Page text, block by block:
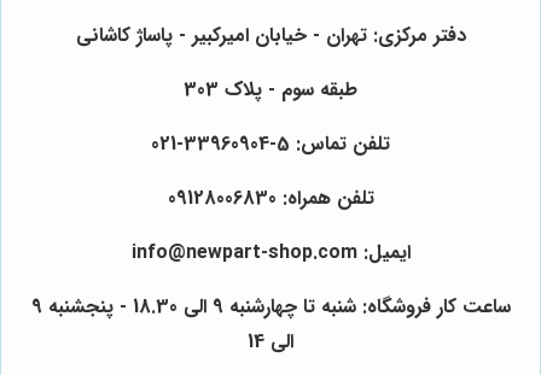
دفتر مرکزی: تهران - خیابان امیرکبیر - پاساژ کاشانی
طبقه سوم - پلاک 303
تلفن تماس: 5-33960904-021
تلفن همراه: 09128006830
ایمیل: info@newpart-shop.com
ساعت کار فروشگاه: شنبه تا چهارشنبه 9 الی 18.30 - پنجشنبه 9
الی 14